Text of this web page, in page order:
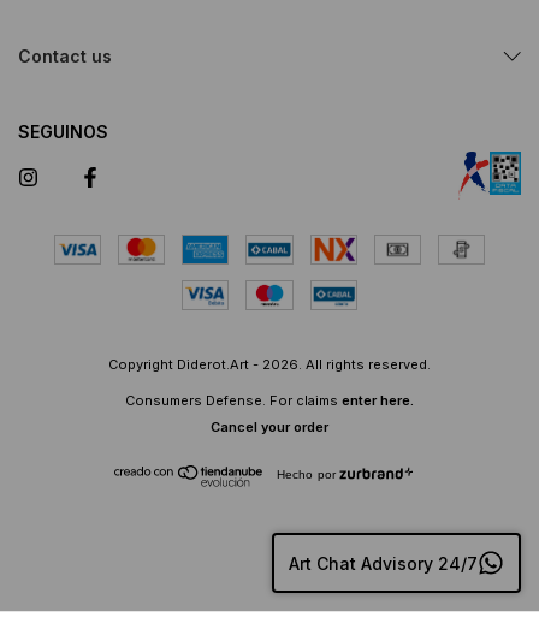
Art Chat Advisory 24/7
Contact us
SEGUINOS
Copyright Diderot.Art - 2026. All rights reserved.
Consumers Defense. For claims enter here.
Cancel your order
Hecho por